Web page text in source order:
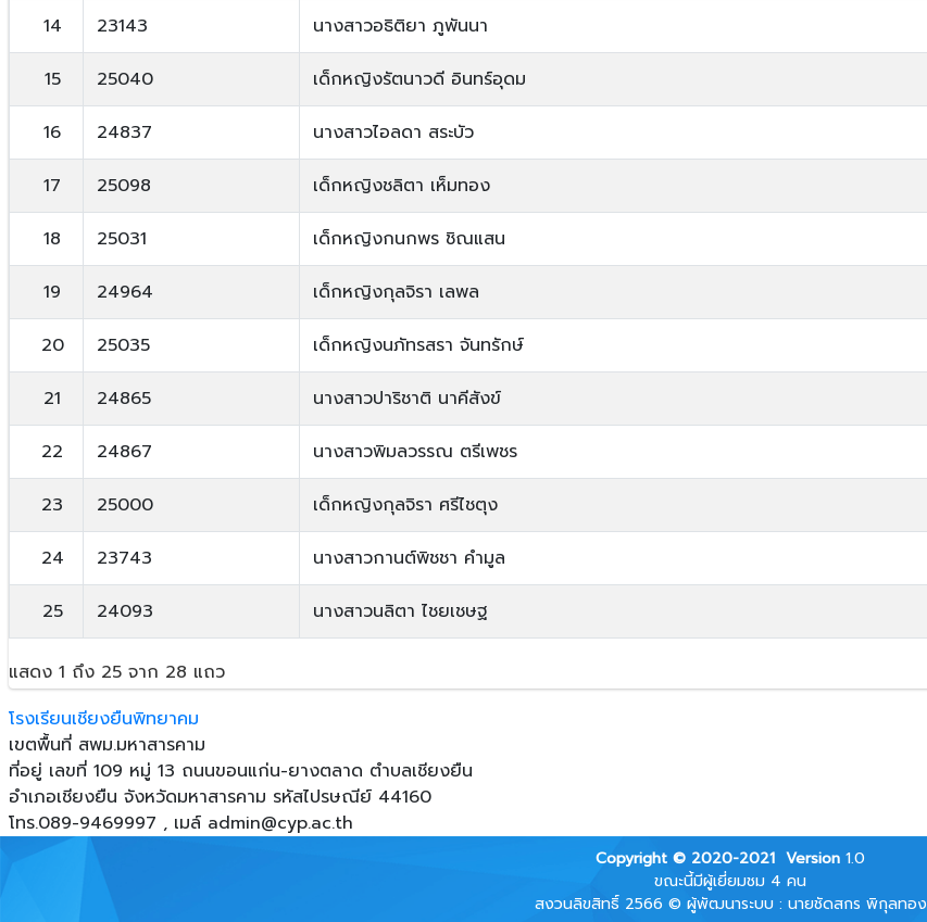
14 23143 นางสาวอธิติยา ภูพันนา
15 25040 เด็กหญิงรัตนาวดี อินทร์อุดม
16 24837 นางสาวไอลดา สระบัว
17 25098 เด็กหญิงชลิตา เห็มทอง
18 25031 เด็กหญิงกนกพร ชิณแสน
19 24964 เด็กหญิงกุลจิรา เลพล
20 25035 เด็กหญิงนภัทรสรา จันทรักษ์
21 24865 นางสาวปาริชาติ นาคีสังข์
22 24867 นางสาวพิมลวรรณ ตรีเพชร
23 25000 เด็กหญิงกุลจิรา ศรีไชตุง
24 23743 นางสาวกานต์พิชชา คำมูล
25 24093 นางสาวนลิตา ไชยเชษฐ
แสดง 1 ถึง 25 จาก 28 แถว
โรงเรียนเชียงยืนพิทยาคม
เขตพื้นที่ สพม.มหาสารคาม
ที่อยู่ เลขที่ 109 หมู่ 13 ถนนขอนแก่น-ยางตลาด ตําบลเชียงยืน
อําเภอเชียงยืน จังหวัดมหาสารคาม รหัสไปรษณีย์ 44160
โทร.089-9469997 , เมล์ admin@cyp.ac.th
Copyright © 2020-2021 Version 1.0
ขณะนี้มีผู้เยี่ยมชม 4 คน
สงวนลิขสิทธิ์ 2566 © ผู้พัฒนาระบบ : นายชัดสกร พิกุลทอง